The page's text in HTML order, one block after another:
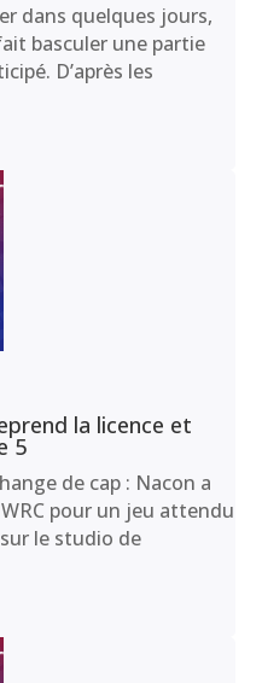
dans quelques jours,
basculer une partie
D’après les
la licence et
5
de cap : Nacon a
pour un jeu attendu
le studio de